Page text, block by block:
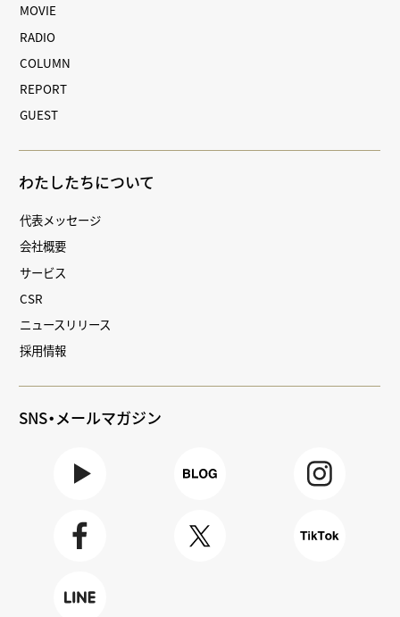
MOVIE
RADIO
COLUMN
REPORT
GUEST
わたしたちについて
代表メッセージ
会社概要
サービス
CSR
ニュースリリース
採用情報
SNS・メールマガジン